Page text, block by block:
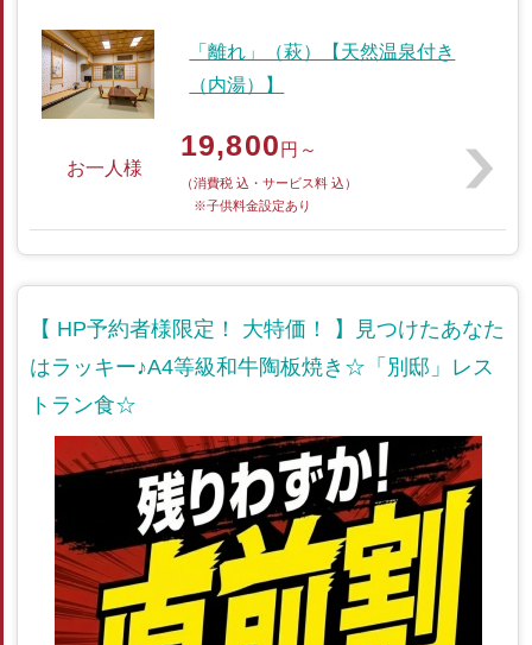
「離れ」（萩）【天然温泉付き
（内湯）】
お一人様
19,800円～
（消費税 込・サービス料 込）
※子供料金設定あり
【 HP予約者様限定！ 大特価！ 】見つけたあなた
はラッキー♪A4等級和牛陶板焼き☆「別邸」レス
トラン食☆